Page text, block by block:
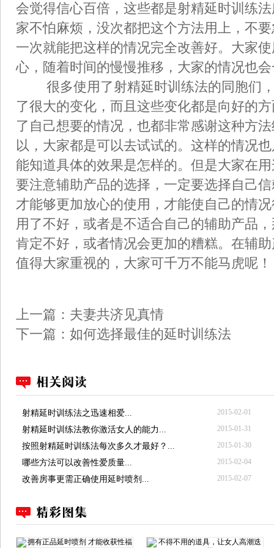
会觉得信心百倍，这些都是射精延时训练
家不怕麻烦，没次都把这个方法用上，不
一次就能把这样的情况完全改善好。大家
心，随着时间的慢慢推移，大家的情况也
很多使用了射精延时训练法的同胞们，
了很大的变化，而且这些变化都是向好的
了自己想要的情况，也都非常感谢这种方
以，大家都是可以去试试的。这样的情况
能知道具体的效果是怎样的。但是大家在
要注意辅助产品的选择，一定要选择自己
才能够更加放心的使用，才能使自己的情
用了不好，或者是不适合自己的辅助产品
肯定不好，或者情况会更加的糟糕。在辅
值得大家重视的，大家可千万不能马虎呢！
上一篇： 夫妻共济见真情
下一篇： 如何选择最佳的延时训练法
射精延时训练法之迅速相爱... 2015-02-01
射精延时训练法教你激活女人的能力... 2015-01-31
按照射精延时训练法每次多久才最好？... 2015-01-30
哪些方法可以改善性爱质量... 2015-02-04
改善房事更需正确使用延时喷剂... 2015-02-07